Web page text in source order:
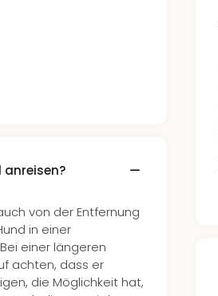
von der Entfernung
in einer
einer längeren
achten, dass er
die Möglichkeit hat,